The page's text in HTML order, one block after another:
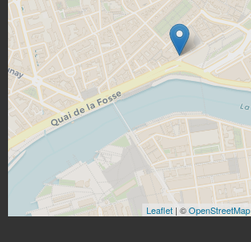
Leaflet | ©OpenStreetMap